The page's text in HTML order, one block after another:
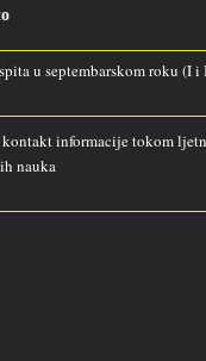
u septembarskom roku (I
informacije tokom
nauka